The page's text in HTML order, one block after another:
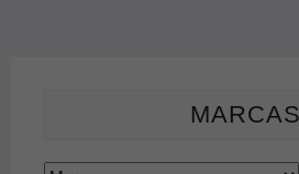
MARCAS